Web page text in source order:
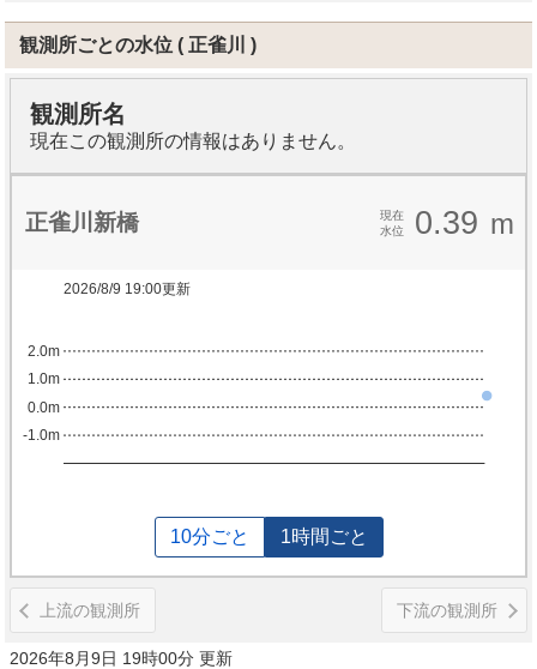
観測所ごとの水位 正雀川
観測所名
現在この観測所の情報はありません。
正雀川新橋
現在
水位
0.39 m
2026/8/9 19:00更新
-1.0m
0.0m
1.0m
2.0m
10分ごと 1時間ごと
上流の観測所 下流の観測所
2026年8月9日 19時00分 更新